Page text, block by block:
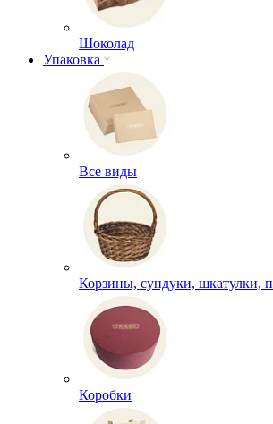
Шоколад
Упаковка
Все виды
Корзины, сундуки, шкатулки,
Коробки